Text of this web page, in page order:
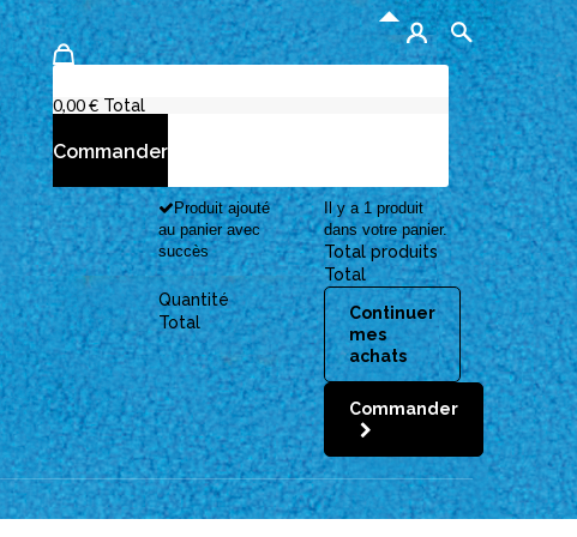
0,00 € Total
Commander
Produit ajouté
au panier avec
succès
Quantité
Total
Il y a 1 produit
dans votre panier.
Total produits
Total
Continuer
mes
achats
Commander